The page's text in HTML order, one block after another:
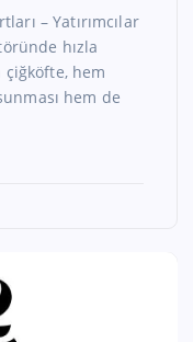
– Yatırımcılar
hızla
hem
hem de